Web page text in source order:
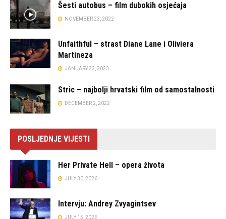
Šesti autobus – film dubokih osjećaja
NOVEMBER 23, 2022
Unfaithful – strast Diane Lane i Oliviera
Martineza
JANUARY 22, 2023
Stric – najbolji hrvatski film od samostalnosti
DECEMBER 2, 2022
POSLJEDNJE VIJESTI
Her Private Hell – opera života
JULY 30, 2026
Intervju: Andrey Zvyagintsev
JULY 15, 2026